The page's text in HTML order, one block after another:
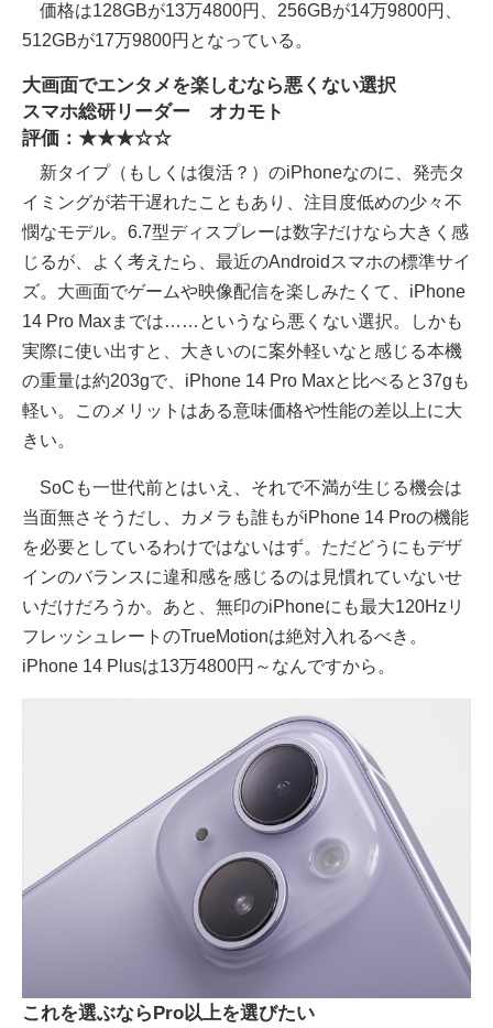
価格は128GBが13万4800円、256GBが14万9800円、
512GBが17万9800円となっている。
大画面でエンタメを楽しむなら悪くない選択
スマホ総研リーダー オカモト
評価：★★★☆☆
新タイプ（もしくは復活？）のiPhoneなのに、発売タ
イミングが若干遅れたこともあり、注目度低めの少々不
憫なモデル。6.7型ディスプレーは数字だけなら大きく感
じるが、よく考えたら、最近のAndroidスマホの標準サイ
ズ。大画面でゲームや映像配信を楽しみたくて、iPhone
14 Pro Maxまでは……というなら悪くない選択。しかも
実際に使い出すと、大きいのに案外軽いなと感じる本機
の重量は約203gで、iPhone 14 Pro Maxと比べると37gも
軽い。このメリットはある意味価格や性能の差以上に大
きい。
SoCも一世代前とはいえ、それで不満が生じる機会は
当面無さそうだし、カメラも誰もがiPhone 14 Proの機能
を必要としているわけではないはず。ただどうにもデザ
インのバランスに違和感を感じるのは見慣れていないせ
いだけだろうか。あと、無印のiPhoneにも最大120Hzリ
フレッシュレートのTrueMotionは絶対入れるべき。
iPhone 14 Plusは13万4800円～なんですから。
これを選ぶならPro以上を選びたい